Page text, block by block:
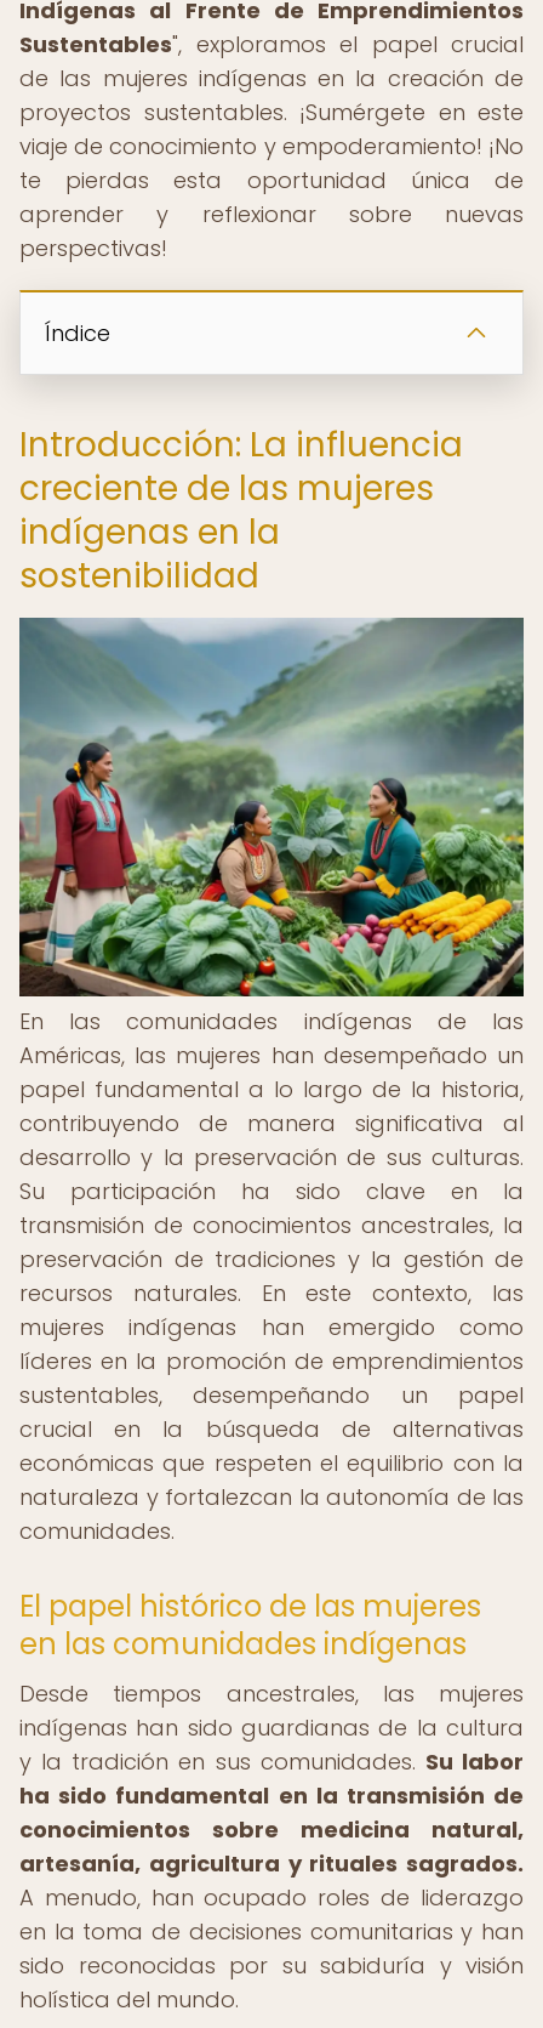
Indígenas al Frente de Emprendimientos
Sustentables", exploramos el papel crucial
de las mujeres indígenas en la creación de
proyectos sustentables. ¡Sumérgete en este
viaje de conocimiento y empoderamiento! ¡No
te pierdas esta oportunidad única de
aprender y reflexionar sobre nuevas
perspectivas!
Índice
Introducción: La influencia
creciente de las mujeres
indígenas en la
sostenibilidad
En las comunidades indígenas de las
Américas, las mujeres han desempeñado un
papel fundamental a lo largo de la historia,
contribuyendo de manera significativa al
desarrollo y la preservación de sus culturas.
Su participación ha sido clave en la
transmisión de conocimientos ancestrales, la
preservación de tradiciones y la gestión de
recursos naturales. En este contexto, las
mujeres indígenas han emergido como
líderes en la promoción de emprendimientos
sustentables, desempeñando un papel
crucial en la búsqueda de alternativas
económicas que respeten el equilibrio con la
naturaleza y fortalezcan la autonomía de las
comunidades.
El papel histórico de las mujeres
en las comunidades indígenas
Desde tiempos ancestrales, las mujeres
indígenas han sido guardianas de la cultura
y la tradición en sus comunidades. Su labor
ha sido fundamental en la transmisión de
conocimientos sobre medicina natural,
artesanía, agricultura y rituales sagrados.
A menudo, han ocupado roles de liderazgo
en la toma de decisiones comunitarias y han
sido reconocidas por su sabiduría y visión
holística del mundo.